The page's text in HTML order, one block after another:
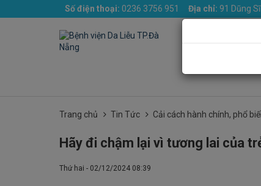
Số điện thoại: 0236 3756 951 Địa chỉ: 91 Dũng
Trang chủ
Trang chủ Tin Tức Cải cách hành chính, phổ
Hãy đi chậm lại vì tương lai của
Thứ hai - 02/12/2024 08:39